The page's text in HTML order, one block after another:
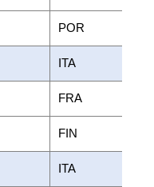
POR
ITA
FRA
FIN
ITA